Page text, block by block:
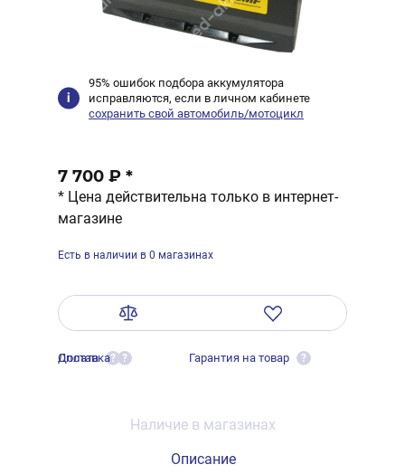
95% ошибок подбора аккумулятора
исправляются, если в личном кабинете
сохранить свой автомобиль/мотоцикл
7 700 ₽ *
* Цена действительна только в интернет-
магазине
Есть в наличии в 0 магазинах
Оплата ?
Доставка ? Гарантия на товар ?
Наличие в магазинах
Описание